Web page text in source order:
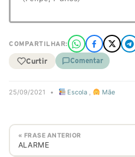
COMPARTILHAR:
Curtir Comentar
25/09/2021 • Escola , Mãe
« FRASE ANTERIOR
ALARME